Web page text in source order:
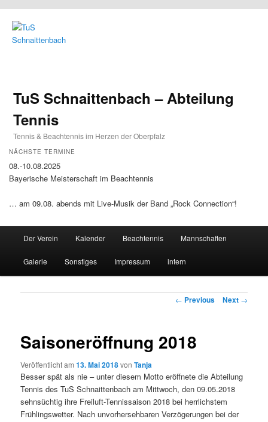
TuS Schnaittenbach – Abteilung
Tennis
Tennis & Beachtennis im Herzen der Oberpfalz
NÄCHSTE TERMINE
08.-10.08.2025
Bayerische Meisterschaft im Beachtennis
… am 09.08. abends mit Live-Musik der Band „Rock Connection“!
Skip to primary content
Skip to secondary content
Der Verein Kalender Beachtennis Mannschaften
Galerie Sonstiges Impressum intern
Post navigation
← Previous Next →
Saisoneröffnung 2018
Veröffentlicht am13. Mai 2018vonTanja
Besser spät als nie – unter diesem Motto eröffnete die Abteilung
Tennis des TuS Schnaittenbach am Mittwoch, den 09.05.2018
sehnsüchtig ihre Freiluft-Tennissaison 2018 bei herrlichstem
Frühlingswetter. Nach unvorhersehbaren Verzögerungen bei der